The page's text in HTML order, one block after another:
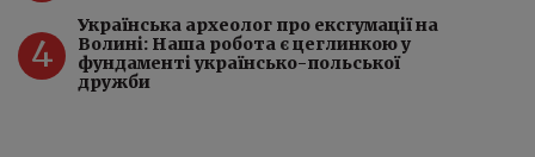
4
Українська археолог про ексгумації на
Волині: Наша робота є цеглинкою у
фундаменті українсько-польської
дружби